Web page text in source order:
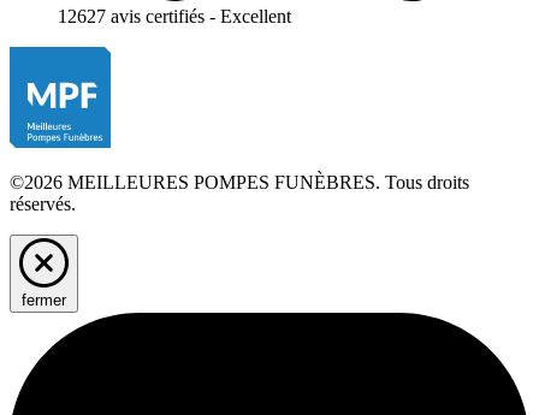
12627 avis certifiés - Excellent
©2026 MEILLEURES POMPES FUNÈBRES. Tous droits
réservés.
fermer